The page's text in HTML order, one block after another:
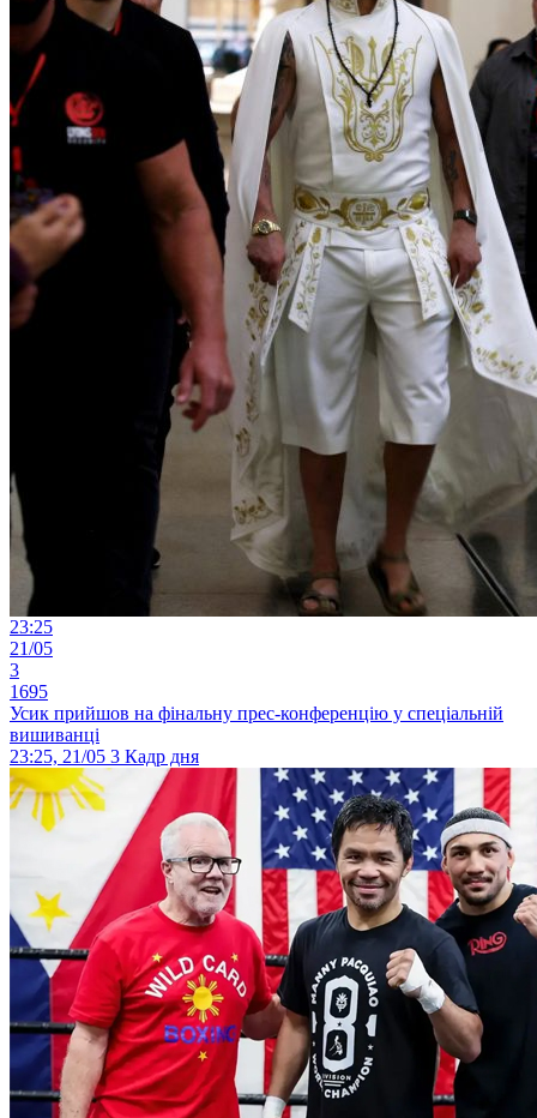
23:25
21/05
3
1695
Усик прийшов на фінальну прес-конференцію у спеціальній
вишиванці
23:25, 21/05 3 Кадр дня